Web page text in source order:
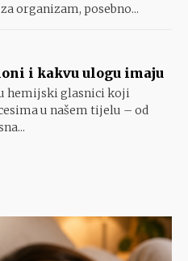
organizam, posebno...
i kakvu ulogu imaju
hemijski glasnici koji
u našem tijelu – od